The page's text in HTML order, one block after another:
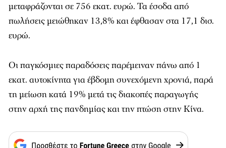
μεταφράζονται σε 756 εκατ. ευρώ. Τα έσοδα από
πωλήσεις μειώθηκαν 13,8% και έφθασαν στα 17,1 δισ.
ευρώ.
Οι παγκόσμιες παραδόσεις παρέμειναν πάνω από 1
εκατ. αυτοκίνητα για έβδομη συνεχόμενη χρονιά, παρά
τη μείωση κατά 19% μετά τις διακοπές παραγωγής
στην αρχή της πανδημίας και την πτώση στην Κίνα.